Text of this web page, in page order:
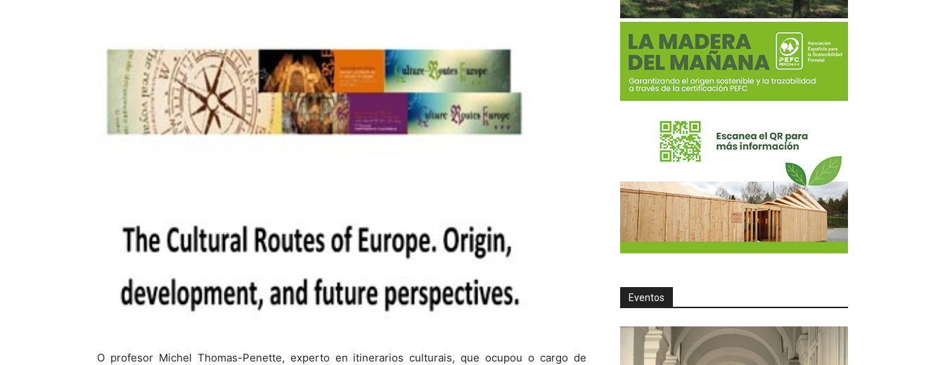
O profesor Michel Thomas-Penette, experto en itinerarios culturais, que ocupou o cargo de
Eventos